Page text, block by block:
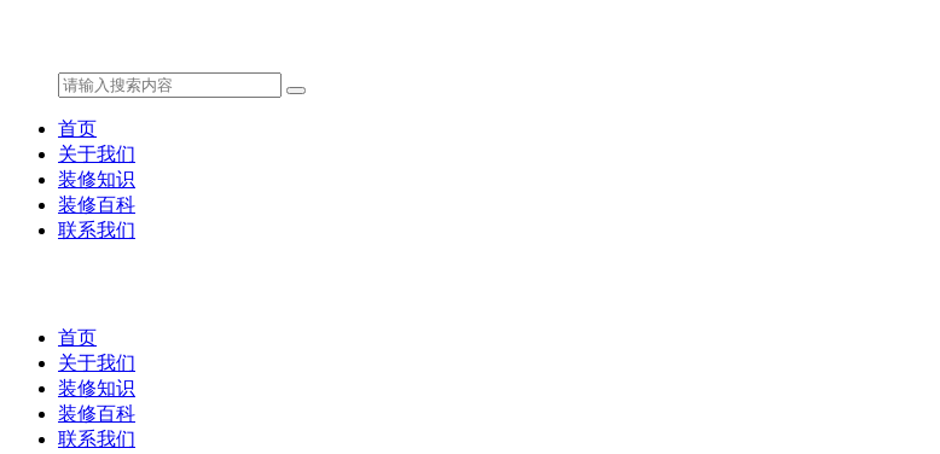
首页
关于我们
装修知识
装修百科
联系我们
首页
关于我们
装修知识
装修百科
联系我们